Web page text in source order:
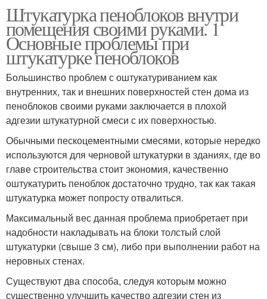
Штукатурка пеноблоков внутри
помещения своими руками. 1
Основные проблемы при
штукатурке пеноблоков
Большинство проблем с оштукатуриванием как
внутренних, так и внешних поверхностей стен дома из
пеноблоков своими руками заключается в плохой
адгезии штукатурной смеси с их поверхностью.
Обычными пескоцементными смесями, которые нередко
используются для черновой штукатурки в зданиях, где во
главе строительства стоит экономия, качественно
оштукатурить пеноблок достаточно трудно, так как такая
штукатурка может попросту отвалиться.
Максимальный вес данная проблема приобретает при
надобности накладывать на блоки толстый слой
штукатурки (свыше 3 см), либо при выполнении работ на
неровных стенах.
Существуют два способа, следуя которым можно
существенно улучшить качество адгезии стен из